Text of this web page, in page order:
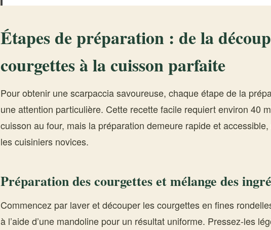
Étapes de préparation : de la
courgettes à la cuisson parfaite
Pour obtenir une scarpaccia savoureuse, chaque étape de la
une attention particulière. Cette recette facile requiert environ 40
cuisson au four, mais la préparation demeure rapide et
les cuisiniers novices.
Préparation des courgettes et mélange des
Commencez par laver et découper les courgettes en fines
à l’aide d’une mandoline pour un résultat uniforme. Pressez-les